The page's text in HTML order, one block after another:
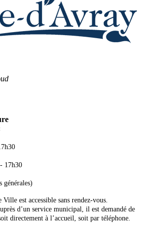
17h30
est accessible sans rendez-vous.
d’un service municipal, il est demandé de
directement à l’accueil, soit par téléphone.